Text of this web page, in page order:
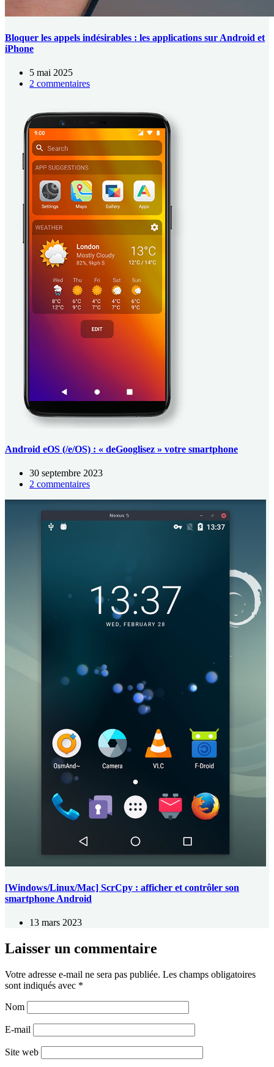
Bloquer les appels indésirables : les applications sur Android et
iPhone
5 mai 2025
2 commentaires
Android eOS (/e/OS) : « deGooglisez » votre smartphone
30 septembre 2023
2 commentaires
[Windows/Linux/Mac] ScrCpy : afficher et contrôler son
smartphone Android
13 mars 2023
Laisser un commentaire
Votre adresse e-mail ne sera pas publiée. Les champs obligatoires
sont indiqués avec *
Nom
E-mail
Site web